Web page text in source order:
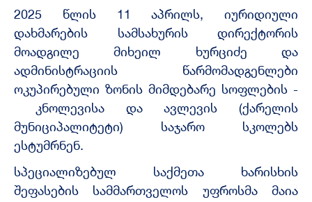
2025 წლის 11 აპრილს, იურიდიული
დახმარების სამსახურის დირექტორის
მოადგილე მიხეილ ხურციძე და
ადმინისტრაციის წარმომადგენლები
ოკუპირებული ზონის მიმდებარე სოფლების -
კნოლევისა და ავლევის (ქარელის
მუნიციპალიტეტი) საჯარო სკოლებს
ესტუმრნენ.
სპეციალიზებულ საქმეთა ხარისხის
შეფასების სამმართველოს უფროსმა მაია